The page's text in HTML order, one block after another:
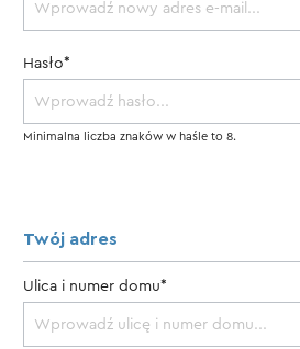
Hasło*
Minimalna liczba znaków w haśle to 8.
Twój adres
Ulica i numer domu*